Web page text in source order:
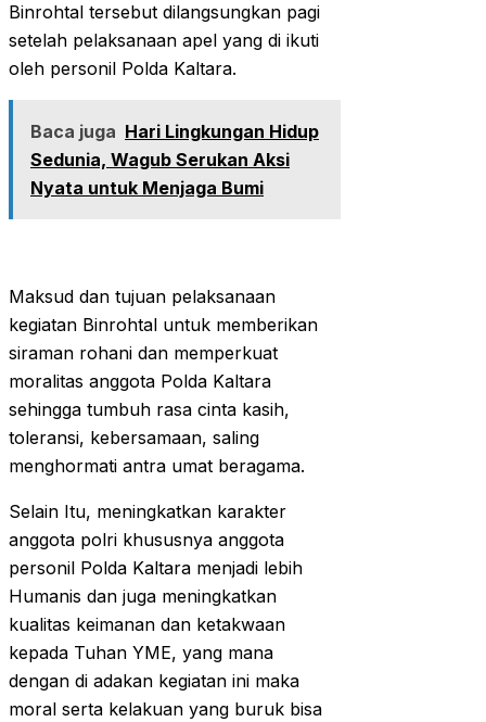
Binrohtal tersebut dilangsungkan pagi
setelah pelaksanaan apel yang di ikuti
oleh personil Polda Kaltara.
Baca juga Hari Lingkungan Hidup
Sedunia, Wagub Serukan Aksi
Nyata untuk Menjaga Bumi
Maksud dan tujuan pelaksanaan
kegiatan Binrohtal untuk memberikan
siraman rohani dan memperkuat
moralitas anggota Polda Kaltara
sehingga tumbuh rasa cinta kasih,
toleransi, kebersamaan, saling
menghormati antra umat beragama.
Selain Itu, meningkatkan karakter
anggota polri khususnya anggota
personil Polda Kaltara menjadi lebih
Humanis dan juga meningkatkan
kualitas keimanan dan ketakwaan
kepada Tuhan YME, yang mana
dengan di adakan kegiatan ini maka
moral serta kelakuan yang buruk bisa